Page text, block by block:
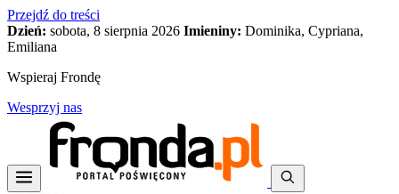
Przejdź do treści
Dzień: sobota, 8 sierpnia 2026 Imieniny: Dominika, Cypriana,
Emiliana
Wspieraj Frondę
Wesprzyj nas